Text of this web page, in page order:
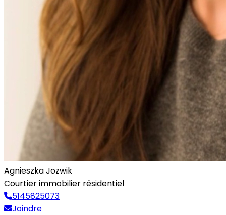
Agnieszka Jozwik
Courtier immobilier résidentiel
5145825073
Joindre